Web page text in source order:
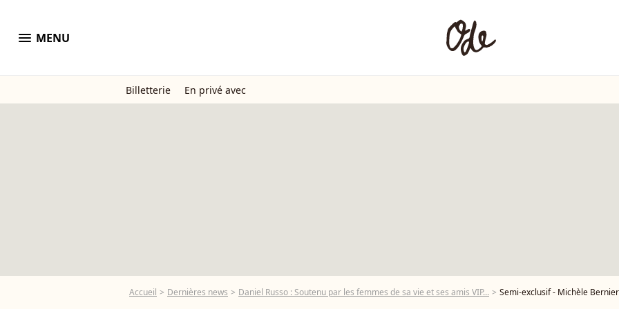
menu MENU
Billetterie En privé avec
Accueil Dernières news Daniel Russo : Soutenu par les femmes de sa vie et ses amis VIP... Semi-exclusif - Michèle Bernier et son fils Enzo Gaccio - People à la